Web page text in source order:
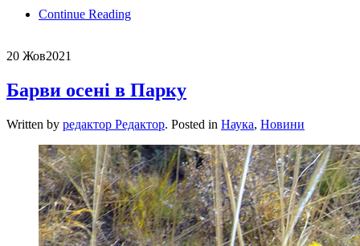
Continue Reading
20 Жов2021
Барви осені в Парку
Written by редактор Редактор. Posted in Наука, Новини